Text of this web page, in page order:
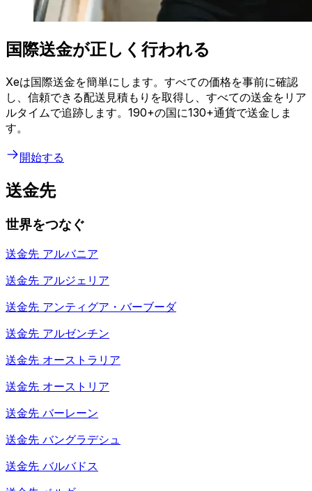
国際送金が正しく行われる
Xeは国際送金を簡単にします。すべての価格を事前に確認
し、信頼できる配送見積もりを取得し、すべての送金をリア
ルタイムで追跡します。190+の国に130+通貨で送金しま
す。
開始する
送金先
世界をつなぐ
送金先 アルバニア
送金先 アルジェリア
送金先 アンティグア・バーブーダ
送金先 アルゼンチン
送金先 オーストラリア
送金先 オーストリア
送金先 バーレーン
送金先 バングラデシュ
送金先 バルバドス